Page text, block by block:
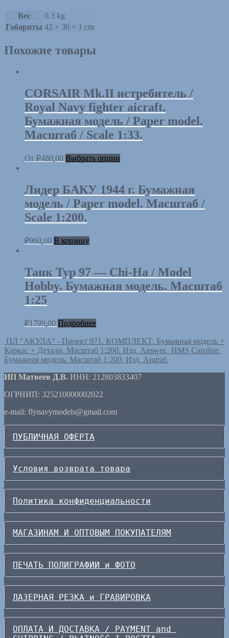
Вес
0.3 kg
Габариты 42 × 30 × 1 cm
Похожие товары
CORSAIR Mk.II истребитель /
Royal Navy fighter aicraft.
Бумажная модель / Paper model.
Масштаб / Scale 1:33.
От ₽480,00 Выбрать опции
Лидер БАКУ 1944 г. Бумажная
модель / Paper model. Масштаб /
Scale 1:200.
₽960,00 В корзину
Танк Typ 97 — Chi-Ha / Model
Hobby. Бумажная модель. Масштаб
1:25
₽1799,00 Подробнее
ПЛ "АКУЛА" - Проект 971. КОМПЛЕКТ: Бумажная модель +
Каркас + Детали. Масштаб 1:200. Изд. Answer. HMS Caroline.
Бумажная модель. Масштаб 1:200. Изд. Angraf.
ИП Матвеев Д.В. ИНН: 212803833407
ОГРНИП: 325210000002022
e-mail: flynavymodels@gmail.com
ПУБЛИЧНАЯ ОФЕРТА
Условия возврата товара
Политика конфиденциальности
МАГАЗИНАМ И ОПТОВЫМ ПОКУПАТЕЛЯМ
ПЕЧАТЬ ПОЛИГРАФИИ и ФОТО
ЛАЗЕРНАЯ РЕЗКА и ГРАВИРОВКА
ОПЛАТА И ДОСТАВКА / PAYMENT and